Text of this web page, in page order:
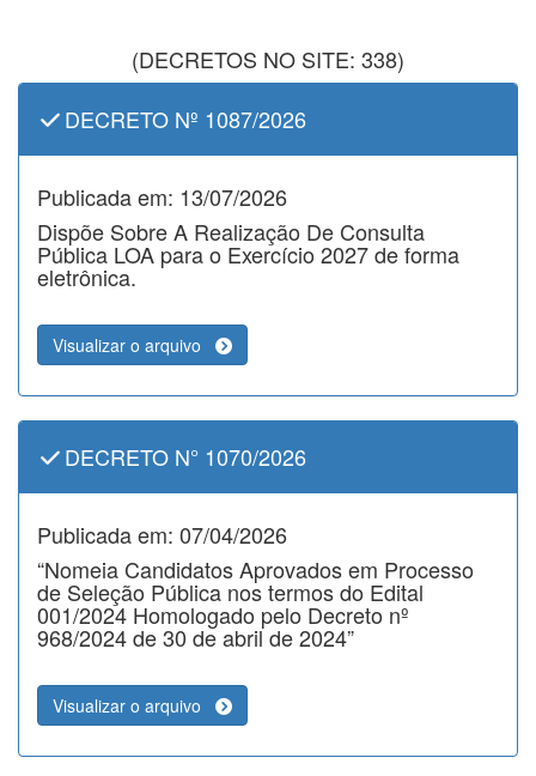
(DECRETOS NO SITE: 338)
DECRETO Nº 1087/2026
Publicada em: 13/07/2026
Dispõe Sobre A Realização De Consulta
Pública LOA para o Exercício 2027 de forma
eletrônica.
Visualizar o arquivo
DECRETO N° 1070/2026
Publicada em: 07/04/2026
“Nomeia Candidatos Aprovados em Processo
de Seleção Pública nos termos do Edital
001/2024 Homologado pelo Decreto nº
968/2024 de 30 de abril de 2024”
Visualizar o arquivo